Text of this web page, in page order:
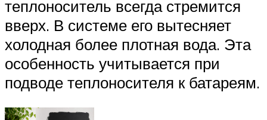
теплоноситель всегда стремится
вверх. В системе его вытесняет
холодная более плотная вода. Эта
особенность учитывается при
подводе теплоносителя к батареям.